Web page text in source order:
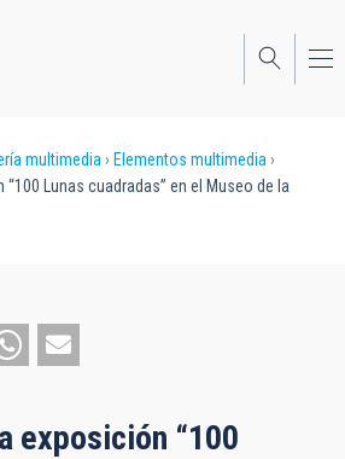
multimedia
Elementos multimedia
Lunas cuadradas” en el Museo de la
exposición “100